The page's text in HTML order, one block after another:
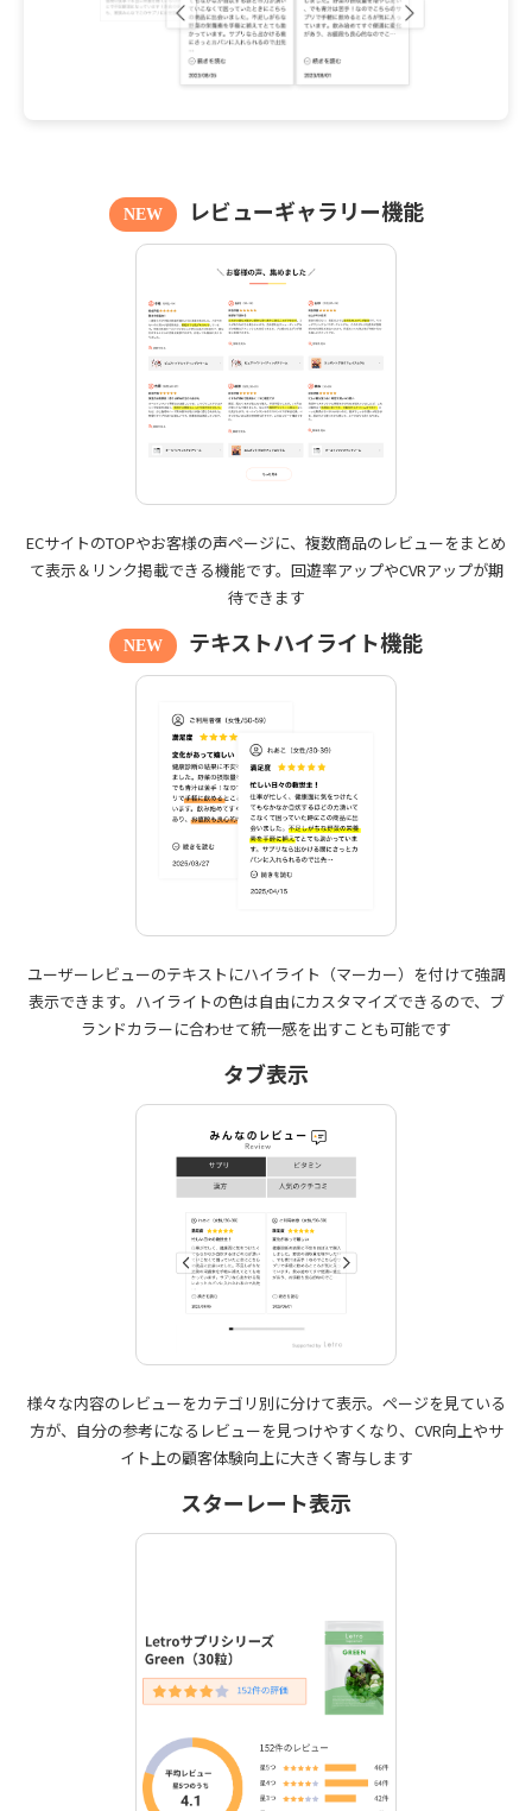
NEW レビューギャラリー機能
ECサイトのTOPやお客様の声ページに、複数商品のレビューをまとめ
て表示＆リンク掲載できる機能です。回遊率アップやCVRアップが期
待できます
NEW テキストハイライト機能
ユーザーレビューのテキストにハイライト（マーカー）を付けて強調
表示できます。ハイライトの色は自由にカスタマイズできるので、ブ
ランドカラーに合わせて統一感を出すことも可能です
タブ表示
様々な内容のレビューをカテゴリ別に分けて表示。ページを見ている
方が、自分の参考になるレビューを見つけやすくなり、CVR向上やサ
イト上の顧客体験向上に大きく寄与します
スターレート表示